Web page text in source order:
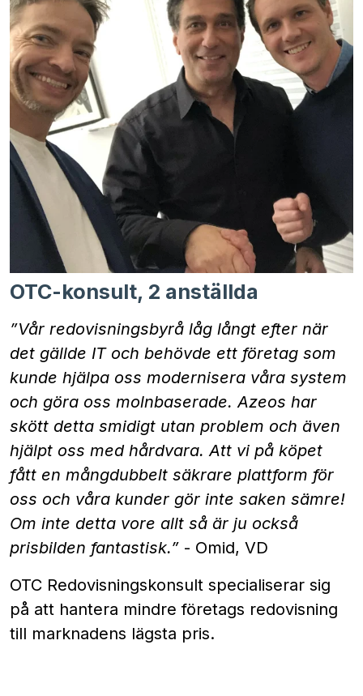
OTC-konsult, 2 anställda
”Vår redovisningsbyrå låg långt efter när
det gällde IT och behövde ett företag som
kunde hjälpa oss modernisera våra system
och göra oss molnbaserade. Azeos har
skött detta smidigt utan problem och även
hjälpt oss med hårdvara. Att vi på köpet
fått en mångdubbelt säkrare plattform för
oss och våra kunder gör inte saken sämre!
Om inte detta vore allt så är ju också
prisbilden fantastisk.” - Omid, VD
OTC Redovisningskonsult specialiserar sig
på att hantera mindre företags redovisning
till marknadens lägsta pris.